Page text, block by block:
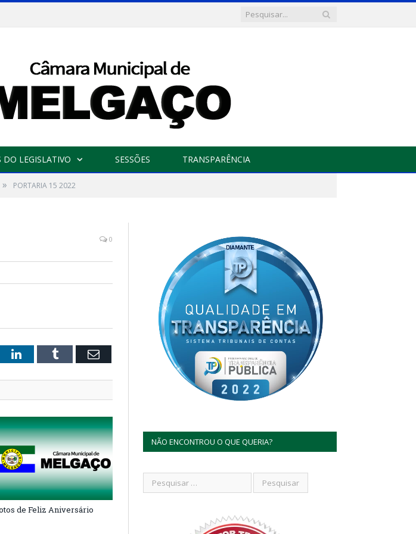
DO LEGISLATIVO SESSÕES TRANSPARÊNCIA
» PORTARIA 15 2022
0
LinkedInTumblr Email
de Feliz Aniversário
NÃO ENCONTROU O QUE QUERIA?